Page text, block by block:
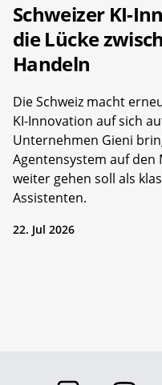
Schweizer KI-
die Lücke
Handeln
Die Schweiz macht
KI-Innovation auf sich
Unternehmen Gieni
Agentensystem auf
weiter gehen soll als
Assistenten.
22. Jul 2026